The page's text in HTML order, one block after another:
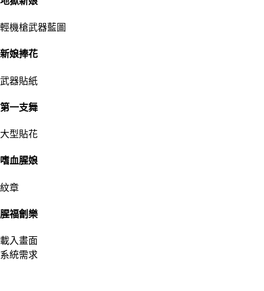
輕機槍武器藍圖
新娘捧花
武器貼紙
第一支舞
大型貼花
嗜血腥娘
紋章
腥福劊樂
載入畫面
系統需求